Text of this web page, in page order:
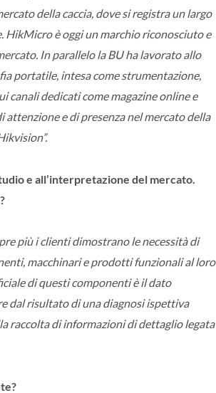
della caccia, dove si registra un largo
è oggi un marchio riconosciuto e
In parallelo la BU ha lavorato allo
portatile, intesa come strumentazione,
canali dedicati come magazine online e
e di presenza nel mercato della
e all’interpretazione del mercato.
più i clienti dimostrano le necessità di
macchinari e prodotti funzionali al loro
di questi componenti è il dato
dal risultato di una diagnosi ispettiva
raccolta di informazioni di dettaglio legata